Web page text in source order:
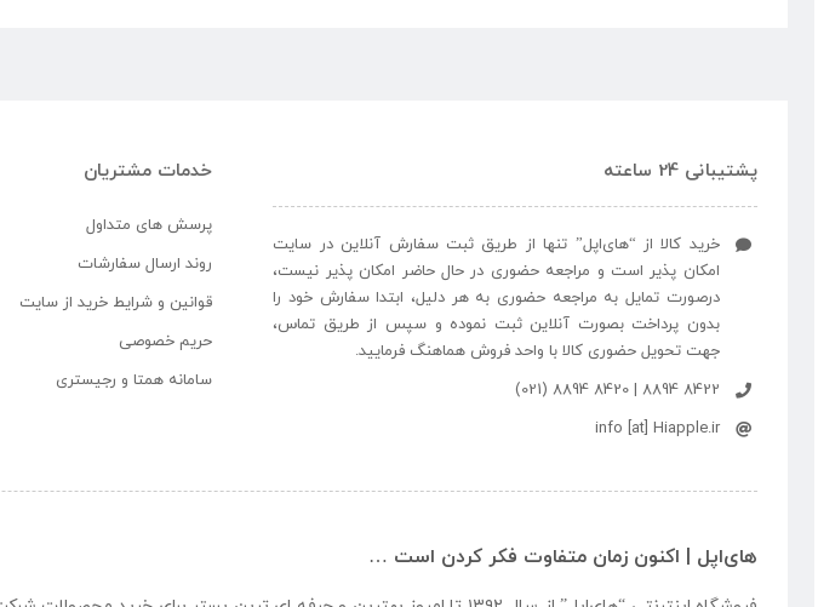
پشتیبانی 24 ساعته
خرید کالا از “های‌اپل” تنها از طریق ثبت سفارش آنلاین در سایت
امکان پذیر است و مراجعه حضوری در حال حاضر امکان پذیر نیست،
درصورت تمایل به مراجعه حضوری به هر دلیل، ابتدا سفارش خود را
بدون پرداخت بصورت آنلاین ثبت نموده و سپس از طریق تماس،
جهت تحویل حضوری کالا با واحد فروش هماهنگ فرمایید.
8422 8894 | 8420 8894 (021)
info [at] Hiapple.ir
خدمات مشتریان
پرسش های متداول
روند ارسال سفارشات
قوانین و شرایط خرید از سایت
حریم خصوصی
سامانه همتا و رجیستری
های‌اپل | اکنون زمان متفاوت فکر کردن است …